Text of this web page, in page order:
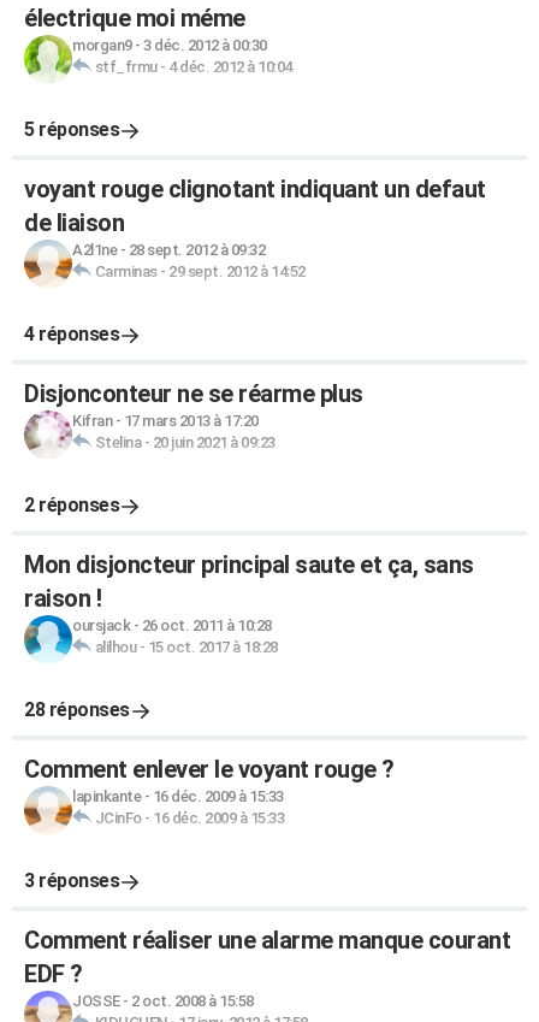
électrique moi méme
morgan9- 3 déc. 2012 à 00:30
stf_frmu- 4 déc. 2012 à 10:04
5 réponses
voyant rouge clignotant indiquant un defaut
de liaison
A2l1ne- 28 sept. 2012 à 09:32
Carminas- 29 sept. 2012 à 14:52
4 réponses
Disjonconteur ne se réarme plus
Kifran- 17 mars 2013 à 17:20
Stelina- 20 juin 2021 à 09:23
2 réponses
Mon disjoncteur principal saute et ça, sans
raison !
oursjack- 26 oct. 2011 à 10:28
alilhou- 15 oct. 2017 à 18:28
28 réponses
Comment enlever le voyant rouge ?
lapinkante- 16 déc. 2009 à 15:33
JCinFo- 16 déc. 2009 à 15:33
3 réponses
Comment réaliser une alarme manque courant
EDF ?
JOSSE- 2 oct. 2008 à 15:58